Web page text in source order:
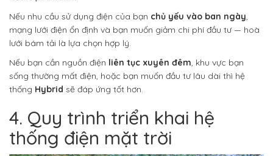
Nếu nhu cầu sử dụng điện của bạn chủ yếu vào ban ngày,
mạng lưới điện ổn định và bạn muốn giảm chi phí đầu tư — hoà
lưới bám tải là lựa chọn hợp lý.
Nếu bạn cần nguồn điện liên tục xuyên đêm, khu vực bạn
sống thường mất điện, hoặc bạn muốn đầu tư lâu dài thì hệ
thống Hybrid sẽ đáp ứng tốt hơn.
4. Quy trình triển khai hệ
thống điện mặt trời